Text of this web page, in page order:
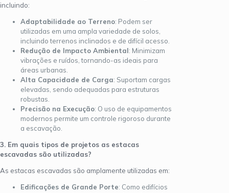
incluindo:
Adaptabilidade ao Terreno: Podem ser
utilizadas em uma ampla variedade de solos,
incluindo terrenos inclinados e de difícil acesso.
Redução de Impacto Ambiental: Minimizam
vibrações e ruídos, tornando-as ideais para
áreas urbanas.
Alta Capacidade de Carga: Suportam cargas
elevadas, sendo adequadas para estruturas
robustas.
Precisão na Execução: O uso de equipamentos
modernos permite um controle rigoroso durante
a escavação.
3. Em quais tipos de projetos as estacas
escavadas são utilizadas?
As estacas escavadas são amplamente utilizadas em:
Edificações de Grande Porte: Como edifícios